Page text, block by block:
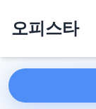
오피스타